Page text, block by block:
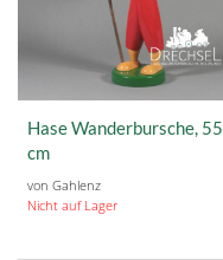
Hase Wanderbursche, 55
cm
von Gahlenz
Nicht auf Lager